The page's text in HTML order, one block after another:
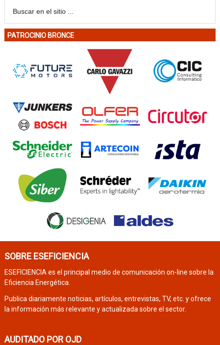
PATROCINIO BRONCE
SOBRE ESEFICIENCIA
ESEFICIENCIA es el principal medio de comunicación on-line sobre la
Eficiencia Energética.
Publica diariamente noticias, artículos, entrevistas, TV, etc. y ofrece
la información más relevante y actualizada sobre el sector.
AUDITADO POR OJD